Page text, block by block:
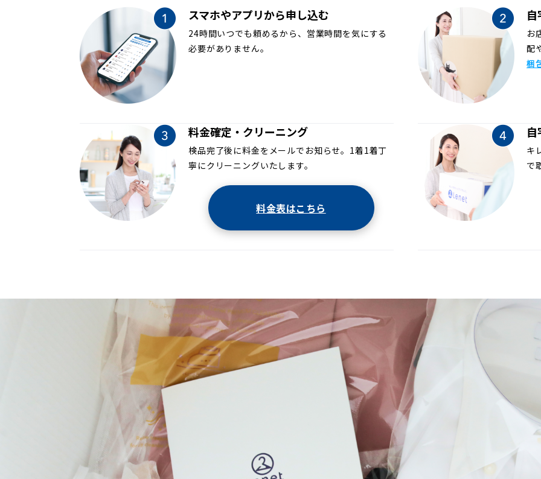
スマホやアプリから申し込む
24時間いつでも頼めるから、営業時間を気にする
必要がありません。
お
配
梱
料金確定・クリーニング
検品完了後に料金をメールでお知らせ。1着1着丁
寧にクリーニングいたします。
料金表はこちら
キ
で